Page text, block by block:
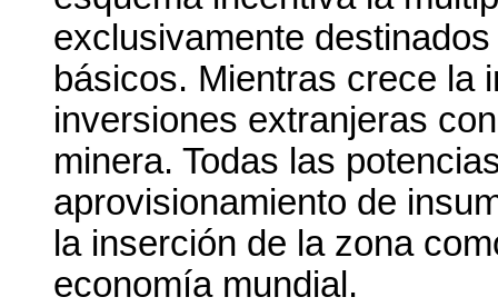
exclusivamente
básicos. Mientras crece la
inversiones extranjeras
minera. Todas las
aprovisionamiento de
la inserción de la zona
economía mundial.